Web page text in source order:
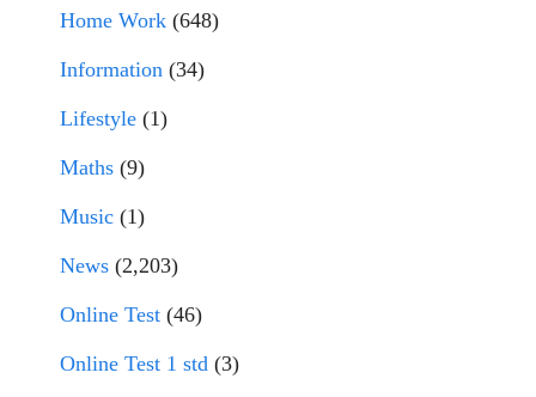
Home Work (648)
Information (34)
Lifestyle (1)
Maths (9)
Music (1)
News (2,203)
Online Test (46)
Online Test 1 std (3)